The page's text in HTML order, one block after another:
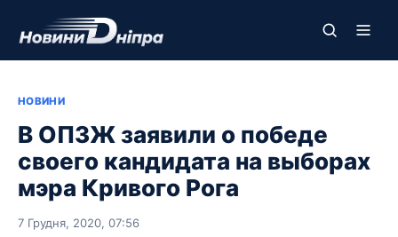
НОВИНИ
В ОПЗЖ заявили о победе
своего кандидата на выборах
мэра Кривого Рога
7 Грудня, 2020, 07:56